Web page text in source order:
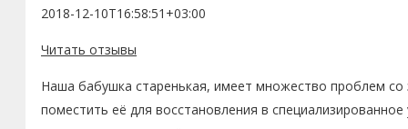
2018-12-10T16:58:51+03:00
Читать отзывы
Наша бабушка старенькая, имеет множество проблем
поместить её для восстановления в